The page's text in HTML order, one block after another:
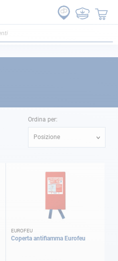
Ordina per:
Posizione
EUROFEU
Coperta antifiamma Eurofeu